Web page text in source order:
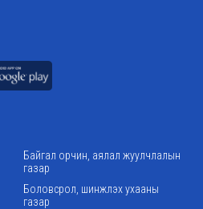
Байгал орчин, аялал жуулчлалын
газар
Боловсрол, шинжлэх ухааны
газар